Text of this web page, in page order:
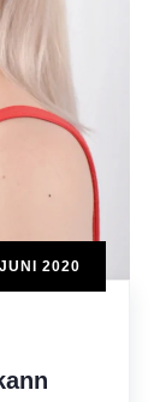
2020